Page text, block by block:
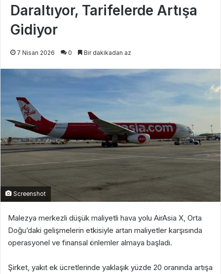
Daraltıyor, Tarifelerde Artışa
Gidiyor
7 Nisan 2026 0 Bir dakikadan az
Screenshot
Malezya merkezli düşük maliyetli hava yolu AirAsia X, Orta
Doğu’daki gelişmelerin etkisiyle artan maliyetler karşısında
operasyonel ve finansal önlemler almaya başladı.
Şirket, yakıt ek ücretlerinde yaklaşık yüzde 20 oranında artışa